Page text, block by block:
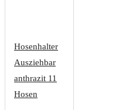
Hosenhalter
Ausziehbar
anthrazit 11
Hosen